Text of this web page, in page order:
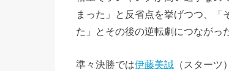
まった」と反省点を挙げつつ、「
た」とその後の逆転劇につながっ
準々決勝では伊藤美誠 （スター